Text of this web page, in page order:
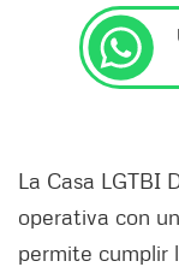
La Casa LGTBI
operativa con
permite cumplir